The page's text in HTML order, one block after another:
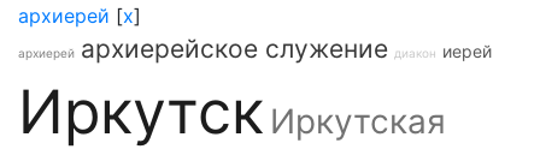
архиерей [x]
архиерей архиерейское служение диакон иерей
Иркутск Иркутская